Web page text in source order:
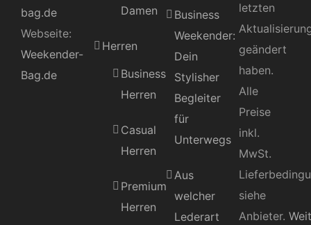
bag.de
Webseite:
Weekender-
Bag.de
Damen
Herren
Business
Herren
Casual
Herren
Premium
Herren
Business
Weekender:
Dein
Stylisher
Begleiter
für
Unterwegs
Aus
welcher
Lederart
letzten
geändert
haben.
Alle
Preise
inkl.
MwSt.
siehe
Anbieter.